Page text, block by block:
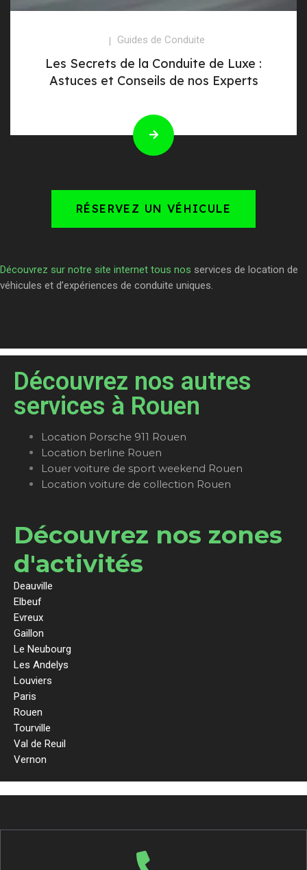
Guides de Conduite
Les Secrets de la Conduite de Luxe :
Astuces et Conseils de nos Experts
RÉSERVEZ UN VÉHICULE
Découvrez sur notre site internet tous nos services de location de
véhicules et d’expériences de conduite uniques.
Découvrez nos autres
services à Rouen
Location Porsche 911 Rouen
Location berline Rouen
Louer voiture de sport weekend Rouen
Location voiture de collection Rouen
Découvrez nos zones
d'activités
Deauville
Elbeuf
Evreux
Gaillon
Le Neubourg
Les Andelys
Louviers
Paris
Rouen
Tourville
Val de Reuil
Vernon